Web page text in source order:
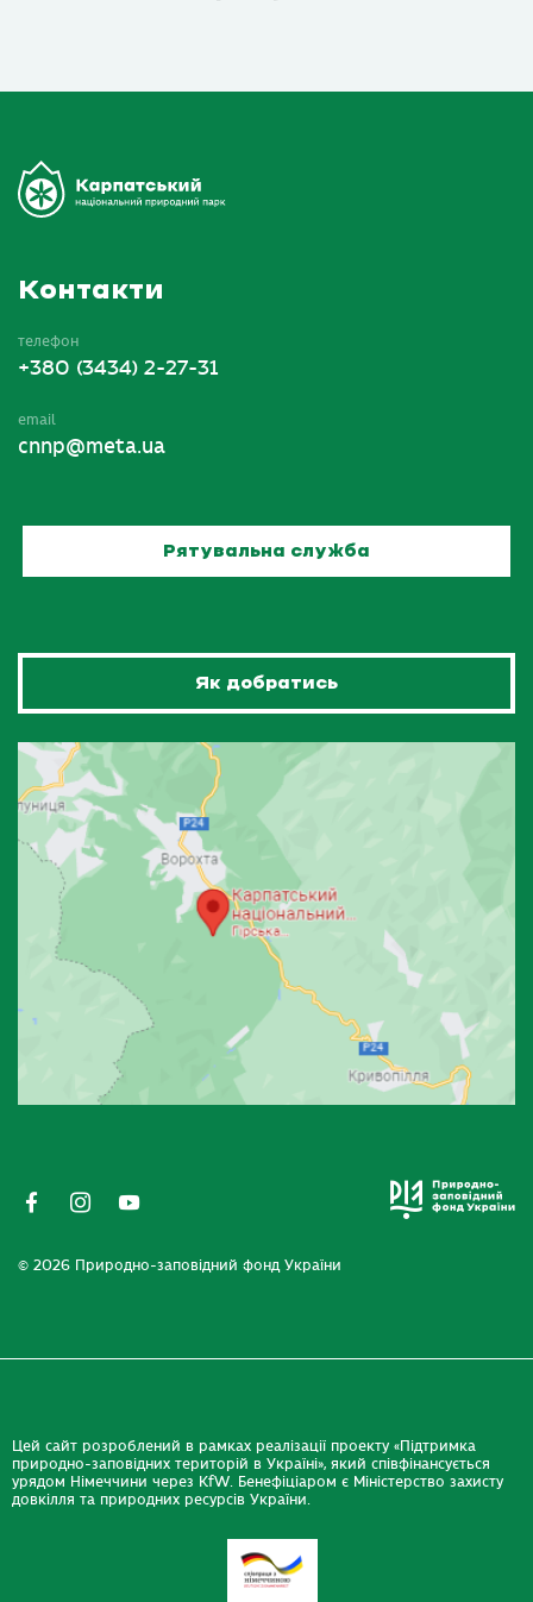
Контакти
телефон
+380 (3434) 2-27-31
email
cnnp@meta.ua
Рятувальна служба
Як добратись
© 2026 Природно-заповідний фонд України
Цей сайт розроблений в рамках реалізації проекту «Підтримка
природно-заповідних територій в Україні», який співфінансується
урядом Німеччини через KfW. Бенефіціаром є Міністерство захисту
довкілля та природних ресурсів України.